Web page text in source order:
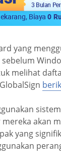
yang
melihat
akan
yang